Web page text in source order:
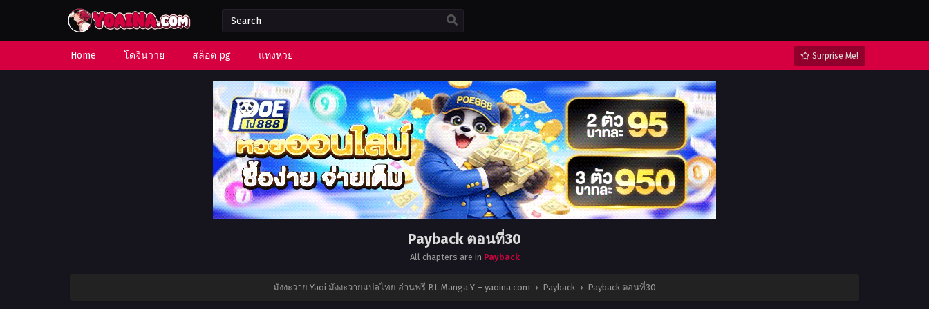
Home โดจินวาย สล็อต pg แทงหวย Surprise Me!
Payback ตอนที่30
All chapters are in Payback
มังงะวาย Yaoi มังงะวายแปลไทย อ่านฟรี BL Manga Y – yaoina.com › Payback › Payback ตอนที่30